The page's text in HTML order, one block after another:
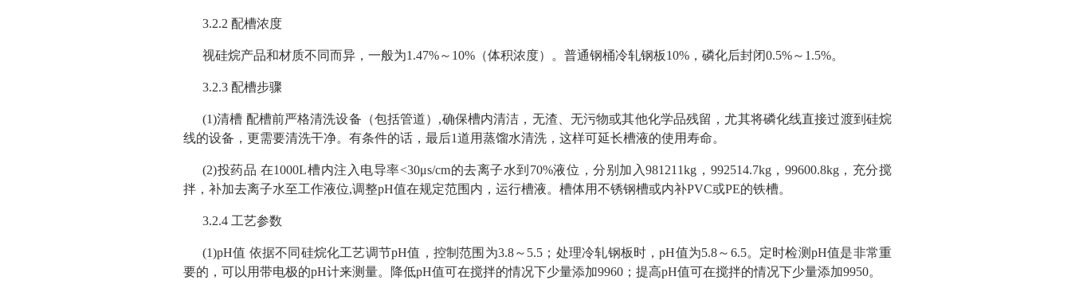
3.2.2 配槽浓度
视硅烷产品和材质不同而异，一般为1.47%～10%（体积浓度）。普通钢桶冷轧钢板10%，磷化后封闭0.5%～1.5%。
3.2.3 配槽步骤
(1)清槽 配槽前严格清洗设备（包括管道）,确保槽内清洁，无渣、无污物或其他化学品残留，尤其将磷化线直接过渡到硅烷
线的设备，更需要清洗干净。有条件的话，最后1道用蒸馏水清洗，这样可延长槽液的使用寿命。
(2)投药品 在1000L槽内注入电导率<30μs/cm的去离子水到70%液位，分别加入981211kg，992514.7kg，99600.8kg，充分搅
拌，补加去离子水至工作液位,调整pH值在规定范围内，运行槽液。槽体用不锈钢槽或内补PVC或PE的铁槽。
3.2.4 工艺参数
(1)pH值 依据不同硅烷化工艺调节pH值，控制范围为3.8～5.5；处理冷轧钢板时，pH值为5.8～6.5。定时检测pH值是非常重
要的，可以用带电极的pH计来测量。降低pH值可在搅拌的情况下少量添加9960；提高pH值可在搅拌的情况下少量添加9950。